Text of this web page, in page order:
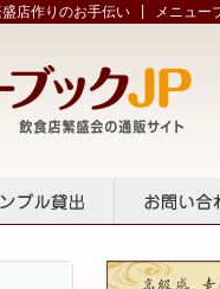
盛店作りのお手伝い | メニュー